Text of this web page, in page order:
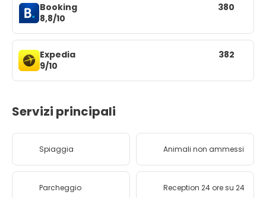
Booking
8,8/10
380
Expedia
9/10
382
Servizi principali
Spiaggia Animali non ammessi
Parcheggio Reception 24 ore su 24